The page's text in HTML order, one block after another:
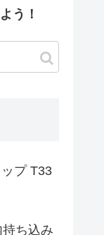
う！
プ T33
ち込み